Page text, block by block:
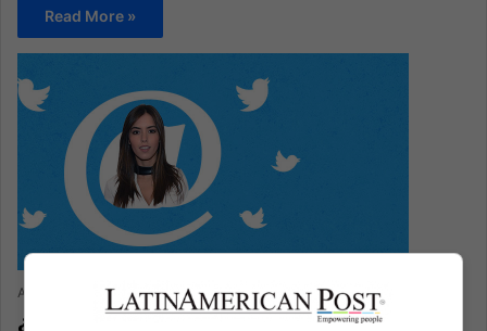
Read More »
Andrea Espitia May 28, 2018 0 282
¿Qué tanto pierde Paulina Vega con el